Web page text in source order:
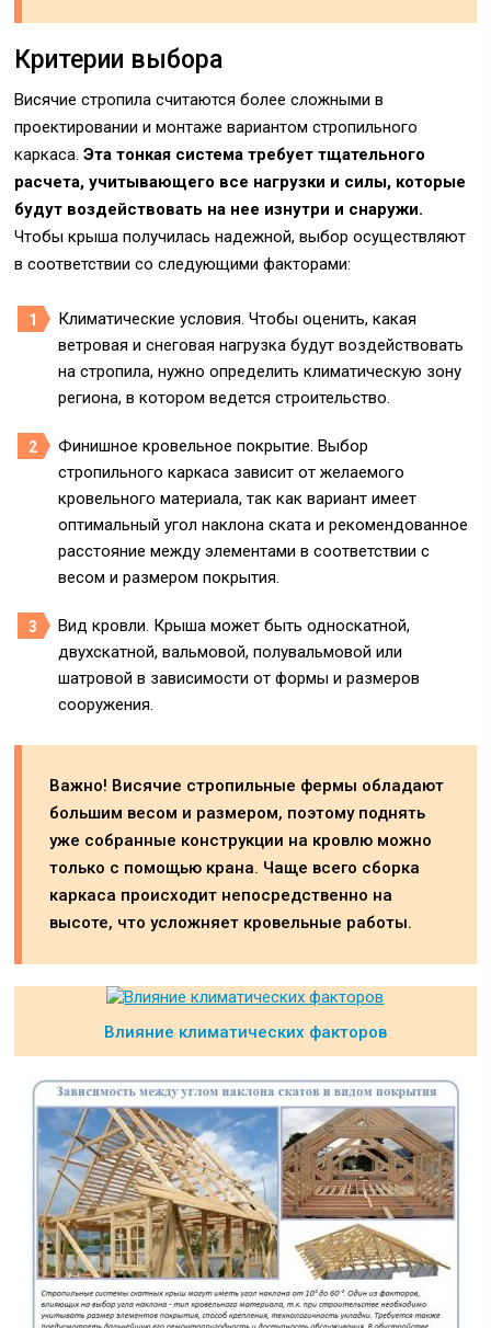
Критерии выбора
Висячие стропила считаются более сложными в
проектировании и монтаже вариантом стропильного
каркаса.Эта тонкая система требует тщательного
расчета, учитывающего все нагрузки и силы, которые
будут воздействовать на нее изнутри и снаружи.
Чтобы крыша получилась надежной, выбор осуществляют
в соответствии со следующими факторами:
Климатические условия. Чтобы оценить, какая
ветровая и снеговая нагрузка будут воздействовать
на стропила, нужно определить климатическую зону
региона, в котором ведется строительство.
Финишное кровельное покрытие. Выбор
стропильного каркаса зависит от желаемого
кровельного материала, так как вариант имеет
оптимальный угол наклона ската и рекомендованное
расстояние между элементами в соответствии с
весом и размером покрытия.
Вид кровли. Крыша может быть односкатной,
двухскатной, вальмовой, полувальмовой или
шатровой в зависимости от формы и размеров
сооружения.
Важно! Висячие стропильные фермы обладают
большим весом и размером, поэтому поднять
уже собранные конструкции на кровлю можно
только с помощью крана. Чаще всего сборка
каркаса происходит непосредственно на
высоте, что усложняет кровельные работы.
Влияние климатических факторов